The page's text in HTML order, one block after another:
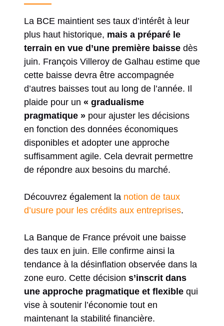
La BCE maintient ses taux d’intérêt à leur
plus haut historique, mais a préparé le
terrain en vue d’une première baisse dès
juin. François Villeroy de Galhau estime que
cette baisse devra être accompagnée
d’autres baisses tout au long de l’année. Il
plaide pour un « gradualisme
pragmatique » pour ajuster les décisions
en fonction des données économiques
disponibles et adopter une approche
suffisamment agile. Cela devrait permettre
de répondre aux besoins du marché.
Découvrez également la notion de taux
d’usure pour les crédits aux entreprises.
La Banque de France prévoit une baisse
des taux en juin. Elle confirme ainsi la
tendance à la désinflation observée dans la
zone euro. Cette décision s’inscrit dans
une approche pragmatique et flexible qui
vise à soutenir l’économie tout en
maintenant la stabilité financière.